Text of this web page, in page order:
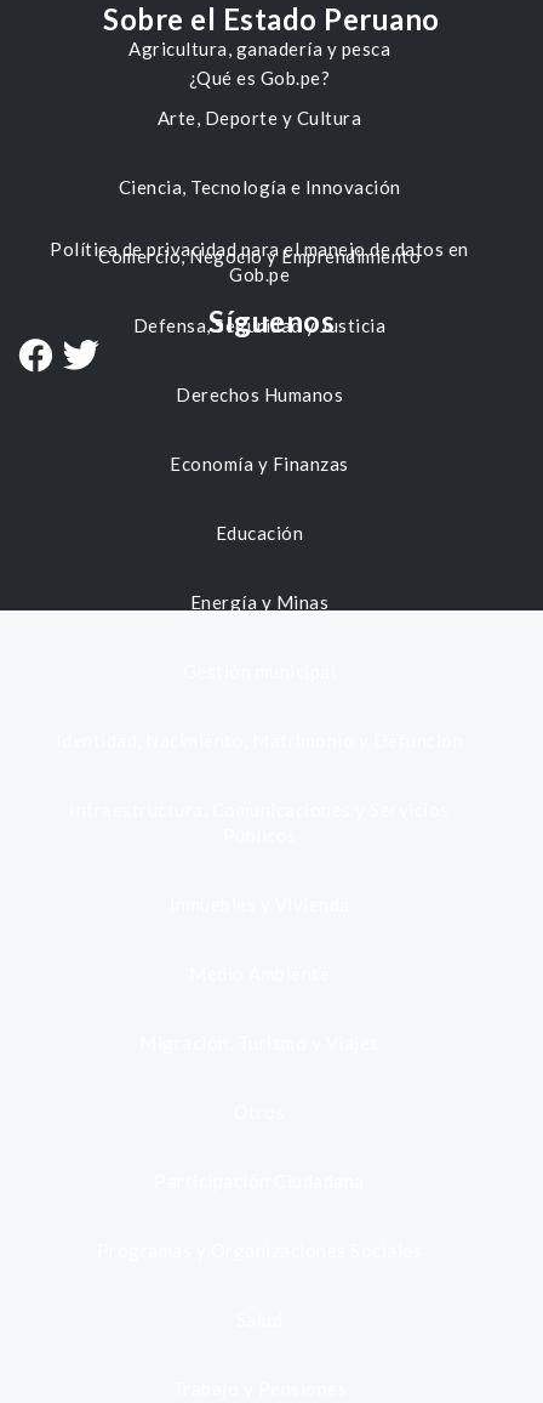
Agricultura, ganadería y pesca
Arte, Deporte y Cultura
Ciencia, Tecnología e Innovación
Comercio, Negocio y Emprendimiento
Defensa, Seguridad y Justicia
Derechos Humanos
Economía y Finanzas
Educación
Energía y Minas
Sobre el Estado Peruano
¿Qué es Gob.pe?
Política de privacidad para el manejo de datos en
Gob.pe
Síguenos